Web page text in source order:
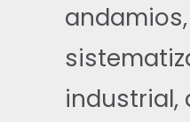
industrial,